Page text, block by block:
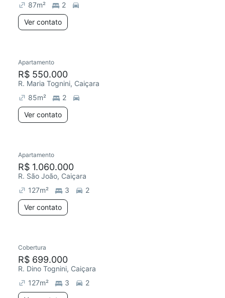
87m²
2
Ver contato
Apartamento
R$ 550.000
R. Maria Tognini, Caiçara
85m²
2
Ver contato
Apartamento
R$ 1.060.000
R. São João, Caiçara
127m² 3
2
Ver contato
Cobertura
R$ 699.000
R. Dino Tognini, Caiçara
127m² 3
2